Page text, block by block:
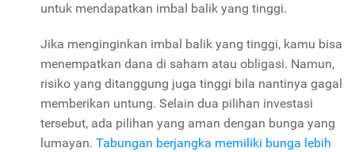
untuk mendapatkan imbal balik yang tinggi.
Jika menginginkan imbal balik yang tinggi, kamu bisa
menempatkan dana di saham atau obligasi. Namun,
risiko yang ditanggung juga tinggi bila nantinya gagal
memberikan untung. Selain dua pilihan investasi
tersebut, ada pilihan yang aman dengan bunga yang
lumayan. Tabungan berjangka memiliki bunga lebih